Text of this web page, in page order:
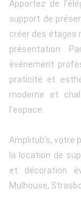
Apportez de
support de
créer des étages
présentation.
événement
praticité et
moderne et
l’espace.
Amplitub’s, votre
la location de
et décoration
Mulhouse,